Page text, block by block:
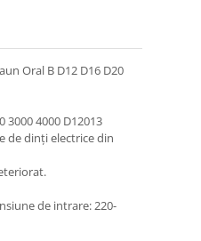
Oral B D12 D16 D20
3000 4000 D12013
de dinți electrice din
de intrare: 220-